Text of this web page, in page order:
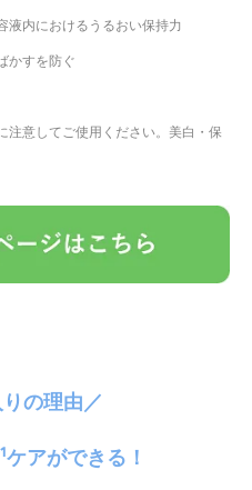
内におけるうるおい保持力
かすを防ぐ
意してご使用ください。美白・保
の理由／
アができる！